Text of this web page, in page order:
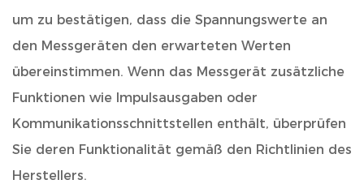
um zu bestätigen, dass die Spannungswerte an
den Messgeräten den erwarteten Werten
übereinstimmen. Wenn das Messgerät zusätzliche
Funktionen wie Impulsausgaben oder
Kommunikationsschnittstellen enthält, überprüfen
Sie deren Funktionalität gemäß den Richtlinien des
Herstellers.